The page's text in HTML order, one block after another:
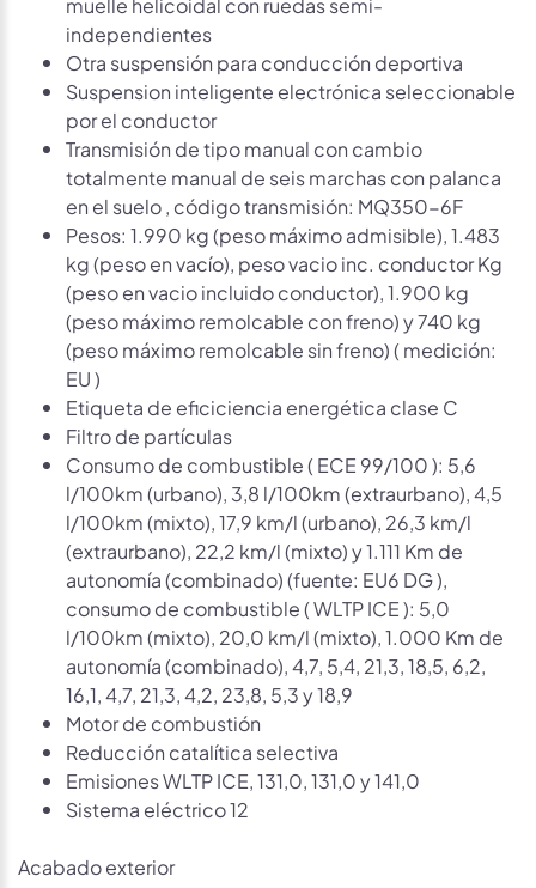
independientes
Otra suspensión para conducción deportiva
Suspension inteligente electrónica seleccionable
por el conductor
Transmisión de tipo manual con cambio
totalmente manual de seis marchas con palanca
en el suelo , código transmisión: MQ350-6F
Pesos: 1.990 kg (peso máximo admisible), 1.483
kg (peso en vacío), peso vacio inc. conductor Kg
(peso en vacio incluido conductor), 1.900 kg
(peso máximo remolcable con freno) y 740 kg
(peso máximo remolcable sin freno) ( medición:
EU )
Etiqueta de eficiciencia energética clase C
Filtro de partículas
Consumo de combustible ( ECE 99/100 ): 5,6
l/100km (urbano), 3,8 l/100km (extraurbano), 4,5
l/100km (mixto), 17,9 km/l (urbano), 26,3 km/l
(extraurbano), 22,2 km/l (mixto) y 1.111 Km de
autonomía (combinado) (fuente: EU6 DG ),
consumo de combustible ( WLTP ICE ): 5,0
l/100km (mixto), 20,0 km/l (mixto), 1.000 Km de
autonomía (combinado), 4,7, 5,4, 21,3, 18,5, 6,2,
16,1, 4,7, 21,3, 4,2, 23,8, 5,3 y 18,9
Motor de combustión
Reducción catalítica selectiva
Emisiones WLTP ICE, 131,0, 131,0 y 141,0
Sistema eléctrico 12
Acabado exterior